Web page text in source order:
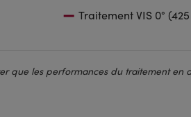
Traitement VIS 0°
que les performances du traitement